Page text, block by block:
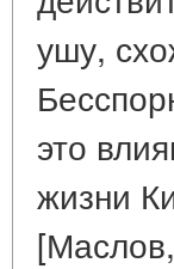
ушу,
это
жизни